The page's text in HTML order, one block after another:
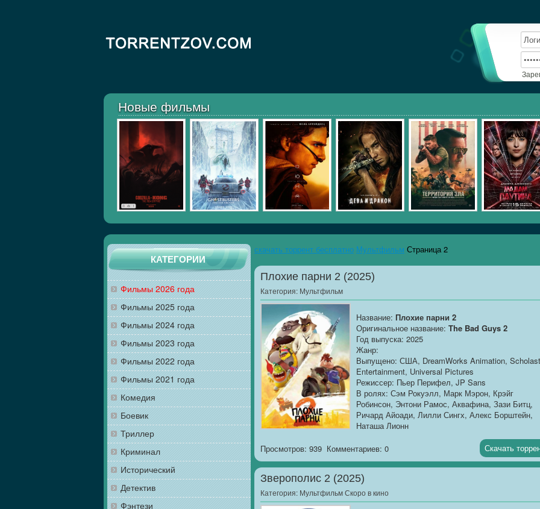
Новые фильмы
КАТЕГОРИИ
Фильмы 2026 года
Фильмы 2025 года
Фильмы 2024 года
Фильмы 2023 года
Фильмы 2022 года
Фильмы 2021 года
Комедия
Боевик
Триллер
Криминал
Исторический
Детектив
Фэнтези
скачать торрент бесплатно Мультфильм Страница 2
Плохие парни 2 (2025)
Категория: Мультфильм
Название: Плохие парни 2
Оригинальное название: The Bad Guys 2
Год выпуска: 2025
Жанр:
Выпущено: США, DreamWorks Animation,
Entertainment, Universal Pictures
Режиссер: Пьер Перифел, JP Sans
В ролях: Сэм Рокуэлл, Марк Мэрон, Крэйг
Робинсон, Энтони Рамос, Аквафина, Зази Битц,
Ричард Айоади, Лилли Сингх, Алекс Борштейн,
Наташа Лионн
: После триумфального
«перевоспитания» в первой части мистер Вулф и
его банда «Плохих парней» пытаются вести
честную жизнь: Змей осваивает йогу, Акула стал
веганом, Паук ведёт подкаст о психологии, а сам
Просмотров: 939 Комментариев: 0 Скачать
Зверополис 2 (2025)
Категория: Мультфильм Скоро в кино